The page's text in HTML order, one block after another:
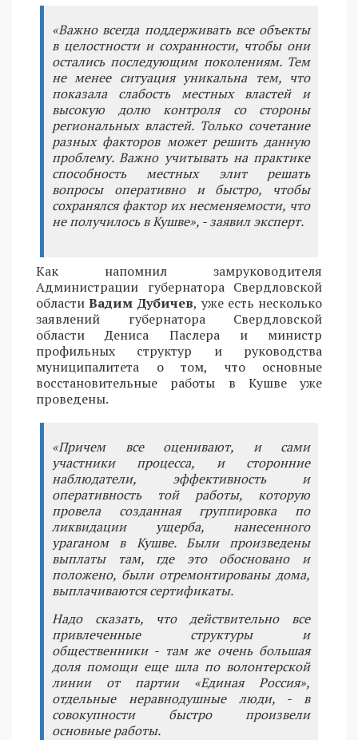
«Важно всегда поддерживать все объекты
в целостности и сохранности, чтобы они
остались последующим поколениям. Тем
не менее ситуация уникальна тем, что
показала слабость местных властей и
высокую долю контроля со стороны
региональных властей. Только сочетание
разных факторов может решить данную
проблему. Важно учитывать на практике
способность местных элит решать
вопросы оперативно и быстро, чтобы
сохранялся фактор их несменяемости, что
не получилось в Кушве», - заявил эксперт.
Как напомнил замруководителя
Администрации губернатора Свердловской
областиВадим Дубичев, уже есть несколько
заявлений губернатора Свердловской
области Дениса Паслера и министр
профильных структур и руководства
муниципалитета о том, что основные
восстановительные работы в Кушве уже
проведены.
«Причем все оценивают, и сами
участники процесса, и сторонние
наблюдатели, эффективность и
оперативность той работы, которую
провела созданная группировка по
ликвидации ущерба, нанесенного
ураганом в Кушве. Были произведены
выплаты там, где это обосновано и
положено, были отремонтированы дома,
выплачиваются сертификаты.
Надо сказать, что действительно все
привлеченные структуры и
общественники - там же очень большая
доля помощи еще шла по волонтерской
линии от партии «Единая Россия»,
отдельные неравнодушные люди, - в
совокупности быстро произвели
основные работы.